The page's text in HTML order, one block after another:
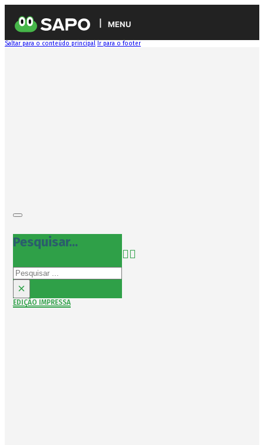
MENU
Saltar para o conteúdo principal Ir para o footer
Pesquisar...
Pesquisar
×
EDIÇÃO IMPRESSA